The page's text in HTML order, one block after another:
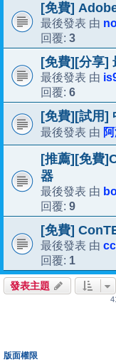
[免費]
最後發表 由
回覆: 3
[免費][分享]
最後發表 由
回覆: 6
[免費][試用]
最後發表 由
[推薦][免費
器
最後發表 由
回覆: 9
[免費]
最後發表 由
回覆: 1
發表主題
版面權限